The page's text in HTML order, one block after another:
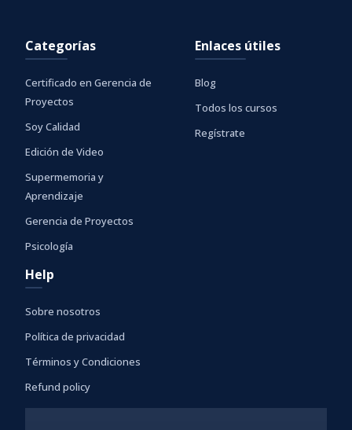
Categorías
Certificado en Gerencia de
Proyectos
Soy Calidad
Edición de Video
Supermemoria y
Aprendizaje
Gerencia de Proyectos
Psicología
Enlaces útiles
Blog
Todos los cursos
Regístrate
Help
Sobre nosotros
Política de privacidad
Términos y Condiciones
Refund policy